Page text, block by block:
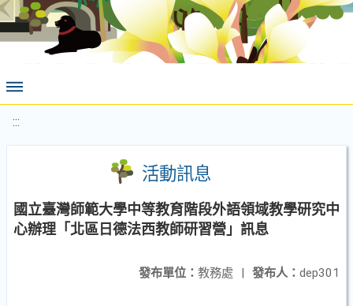
:::
活動訊息
國立臺灣師範大學中等教育階段外語領域教學研究中
心辦理「北區日德法西教師研習營」訊息
發布人： dep301
發布單位： 教務處 |